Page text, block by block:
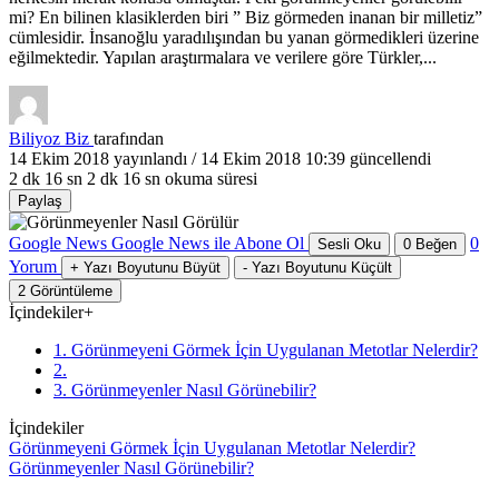
mi? En bilinen klasiklerden biri ” Biz görmeden inanan bir milletiz”
cümlesidir. İnsanoğlu yaradılışından bu yanan görmedikleri üzerine
eğilmektedir. Yapılan araştırmalara ve verilere göre Türkler,...
Biliyoz Biz tarafından
14 Ekim 2018 yayınlandı / 14 Ekim 2018 10:39 güncellendi
2 dk 16 sn 2 dk 16 sn okuma süresi
Paylaş
Google News Google News ile Abone Ol Sesli Oku 0 Beğen
0
Yorum
+ Yazı Boyutunu Büyüt - Yazı Boyutunu Küçült
2 Görüntüleme
İçindekiler+
1. Görünmeyeni Görmek İçin Uygulanan Metotlar Nelerdir?
2.
3. Görünmeyenler Nasıl Görünebilir?
İçindekiler
Görünmeyeni Görmek İçin Uygulanan Metotlar Nelerdir?
Görünmeyenler Nasıl Görünebilir?